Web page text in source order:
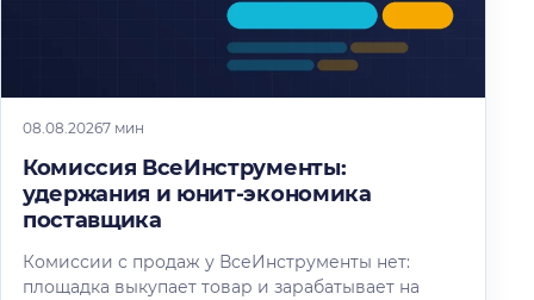
08.08.20267 мин
Комиссия ВсеИнструменты:
удержания и юнит-экономика
поставщика
Комиссии с продаж у ВсеИнструменты нет:
площадка выкупает товар и зарабатывает на